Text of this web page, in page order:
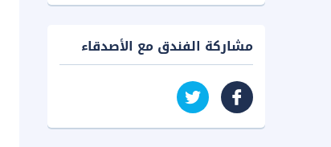
مشاركة الفندق مع الأصدقاء